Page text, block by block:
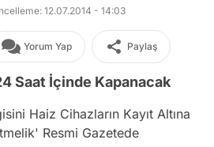
12.07.2014 - 14:03
Yorum Yap Paylaş
Saat İçinde Kapanacak
Haiz Cihazların Kayıt Altına
Resmi Gazetede